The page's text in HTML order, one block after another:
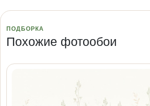
ПОДБОРКА
Похожие фотообои